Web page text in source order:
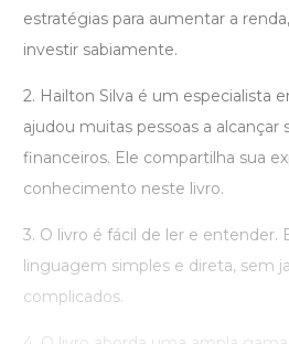
estratégias para aumentar a
investir sabiamente.
2. Hailton Silva é um especialista
ajudou muitas pessoas a alcançar
financeiros. Ele compartilha sua
conhecimento neste livro.
3. O livro é fácil de ler e entender.
linguagem simples e direta, sem
complicados.